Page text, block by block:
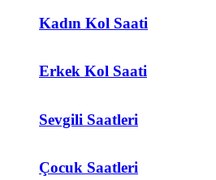
Kadın Kol Saati
Erkek Kol Saati
Sevgili Saatleri
Çocuk Saatleri